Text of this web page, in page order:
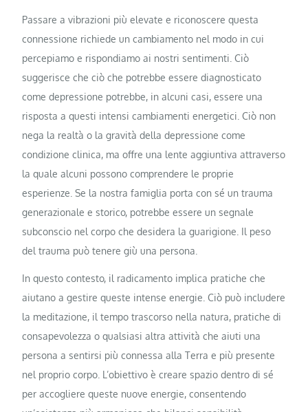
Passare a vibrazioni più elevate e riconoscere questa
connessione richiede un cambiamento nel modo in cui
percepiamo e rispondiamo ai nostri sentimenti. Ciò
suggerisce che ciò che potrebbe essere diagnosticato
come depressione potrebbe, in alcuni casi, essere una
risposta a questi intensi cambiamenti energetici. Ciò non
nega la realtà o la gravità della depressione come
condizione clinica, ma offre una lente aggiuntiva attraverso
la quale alcuni possono comprendere le proprie
esperienze. Se la nostra famiglia porta con sé un trauma
generazionale e storico, potrebbe essere un segnale
subconscio nel corpo che desidera la guarigione. Il peso
del trauma può tenere giù una persona.
In questo contesto, il radicamento implica pratiche che
aiutano a gestire queste intense energie. Ciò può includere
la meditazione, il tempo trascorso nella natura, pratiche di
consapevolezza o qualsiasi altra attività che aiuti una
persona a sentirsi più connessa alla Terra e più presente
nel proprio corpo. L’obiettivo è creare spazio dentro di sé
per accogliere queste nuove energie, consentendo